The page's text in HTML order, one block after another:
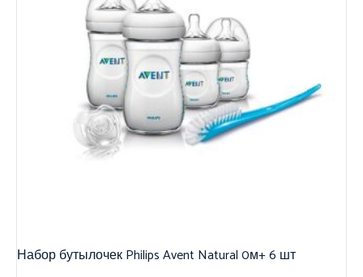
Набор бутылочек Philips Avent Natural 0м+ 6 шт